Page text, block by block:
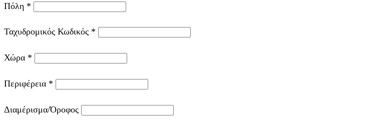
Πόλη *
Ταχυδρομικός Κωδικός *
Χώρα *
Περιφέρεια *
Διαμέρισμα/Όροφος